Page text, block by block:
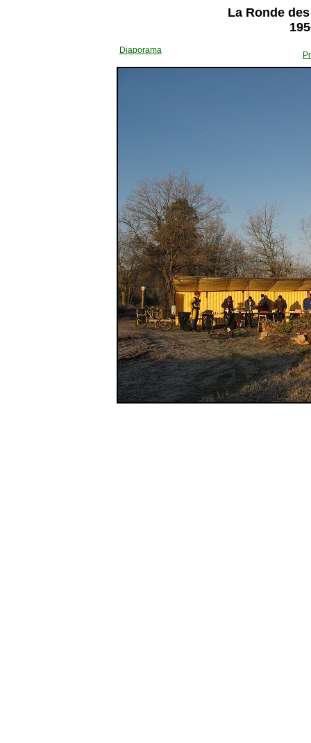
La Ronde
Diaporama